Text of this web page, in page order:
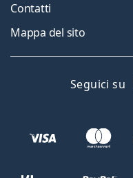
Contatti
Mappa del sito
Seguici su